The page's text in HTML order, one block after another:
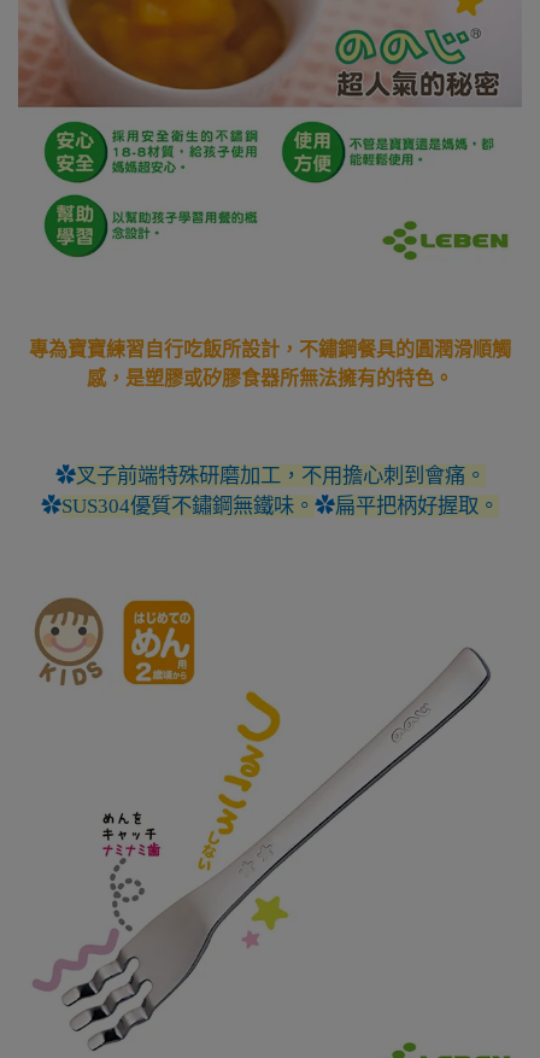
專為寶寶練習自行吃飯所設計，不鏽鋼餐具的圓潤滑順觸
感，是塑膠或矽膠食器所無法擁有的特色。
✿叉子前端特殊研磨加工，不用擔心刺到會痛。
✿SUS304優質不鏽鋼無鐵味。 ✿扁平把柄好握取。